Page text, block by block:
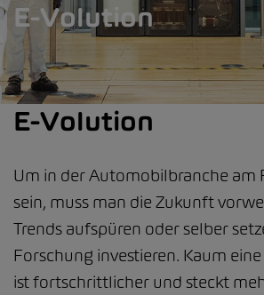
E-Volution
E-Volution
Um in der Automobilbranche am
sein, muss man die Zukunft
Trends aufspüren oder selber
Forschung investieren. Kaum
ist fortschrittlicher und steckt